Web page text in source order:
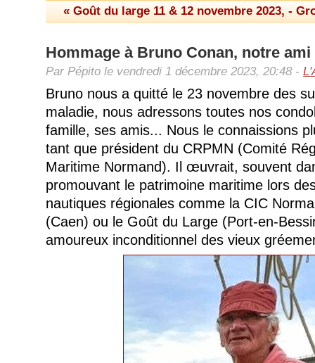
« Goût du large 11 & 12 novembre 2023, -
Hommage à Bruno Conan, notre ami
Par Pépito le vendredi 1 décembre 2023, 20:48 -
Bruno nous a quitté le 23 novembre des
maladie, nous adressons toutes nos
famille, ses amis... Nous le connaissions
tant que président du CRPMN (Comité
Maritime Normand). Il œuvrait, souvent
promouvant le patrimoine maritime lors
nautiques régionales comme la CIC
(Caen) ou le Goût du Large (Port-en-
amoureux inconditionnel des vieux